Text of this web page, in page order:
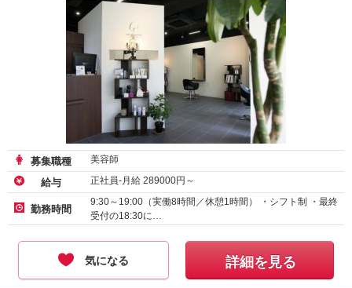
募集職種 美容師
給与 正社員-月給 289000円～
勤務時間
9:30～19:00（実働8時間／休憩1時間） ・シフト制 ・最終
受付の18:30に…
気になる 詳細を見る